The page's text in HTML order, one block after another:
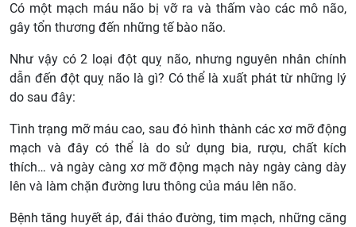
Có một mạch máu não bị vỡ ra và thấm vào các mô não,
gây tổn thương đến những tế bào não.
Như vậy có 2 loại đột quỵ não, nhưng nguyên nhân chính
dẫn đến đột quỵ não là gì? Có thể là xuất phát từ những lý
do sau đây:
Tình trạng mỡ máu cao, sau đó hình thành các xơ mỡ động
mạch và đây có thể là do sử dụng bia, rượu, chất kích
thích… và ngày càng xơ mỡ động mạch này ngày càng dày
lên và làm chặn đường lưu thông của máu lên não.
Bệnh tăng huyết áp, đái tháo đường, tim mạch, những căng